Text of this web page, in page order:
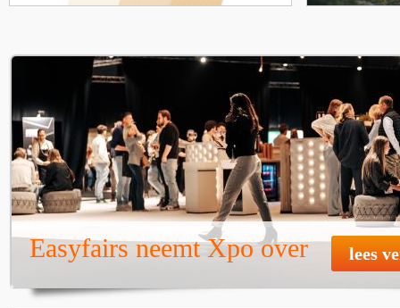
Easyfairs neemt Xpo over lees